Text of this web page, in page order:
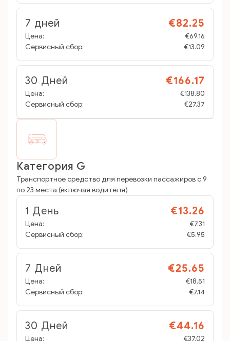
7 дней €82.25
Цена:
€69.16
Сервисный сбор:
€13.09
30 Дней €166.17
Цена:
€138.80
Сервисный сбор:
€27.37
Категория G
Транспортное средство для перевозки пассажиров с 9
по 23 места (включая водителя)
1 День €13.26
Цена:
€7.31
Сервисный сбор:
€5.95
7 Дней €25.65
Цена:
€18.51
Сервисный сбор:
€7.14
30 Дней €44.16
Цена:
€37.02